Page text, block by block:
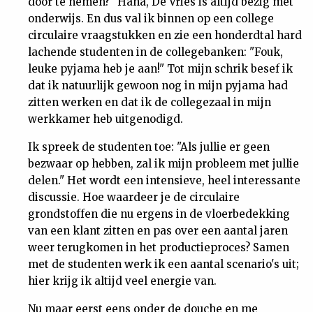
onderwijs. En dus val ik binnen op een college
circulaire vraagstukken en zie een honderdtal hard
lachende studenten in de collegebanken: "Fouk,
leuke pyjama heb je aan!" Tot mijn schrik besef ik
dat ik natuurlijk gewoon nog in mijn pyjama had
zitten werken en dat ik de collegezaal in mijn
werkkamer heb uitgenodigd.
Ik spreek de studenten toe: "Als jullie er geen
bezwaar op hebben, zal ik mijn probleem met jullie
delen." Het wordt een intensieve, heel interessante
discussie. Hoe waardeer je de circulaire
grondstoffen die nu ergens in de vloerbedekking
van een klant zitten en pas over een aantal jaren
weer terugkomen in het productieproces? Samen
met de studenten werk ik een aantal scenario's uit;
hier krijg ik altijd veel energie van.
Nu maar eerst eens onder de douche en me